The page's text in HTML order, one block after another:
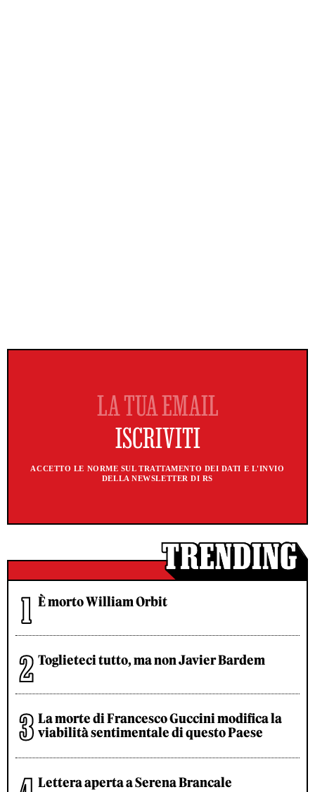
ACCETTO LE NORME SUL TRATTAMENTO DEI DATI E L'INVIO
DELLA NEWSLETTER DI RS
È morto William Orbit
Toglieteci tutto, ma non Javier Bardem
La morte di Francesco Guccini modifica la
viabilità sentimentale di questo Paese
Lettera aperta a Serena Brancale